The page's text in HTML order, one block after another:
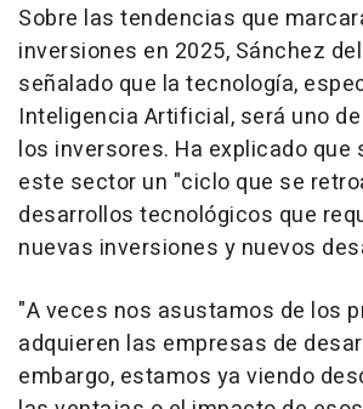
Sobre las tendencias que
inversiones en 2025, Sánchez
señalado que la tecnología,
Inteligencia Artificial, será uno
los inversores. Ha explicado que
este sector un "ciclo que se
desarrollos tecnológicos que
nuevas inversiones y nuevos
"A veces nos asustamos de los
adquieren las empresas de
embargo, estamos ya viendo